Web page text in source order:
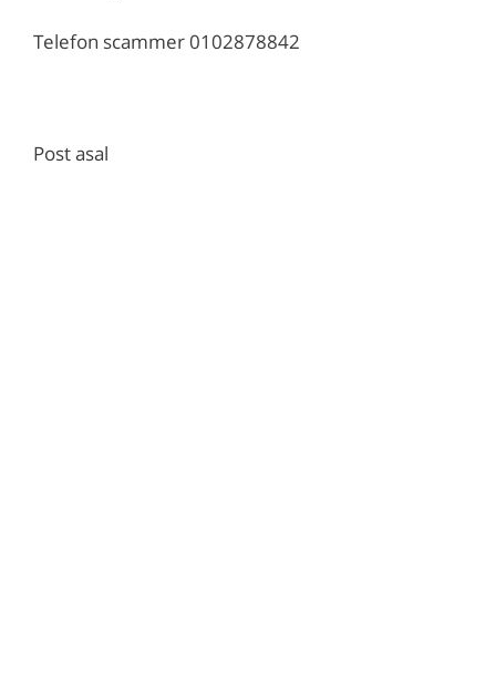
Telefon scammer 0102878842
Post asal